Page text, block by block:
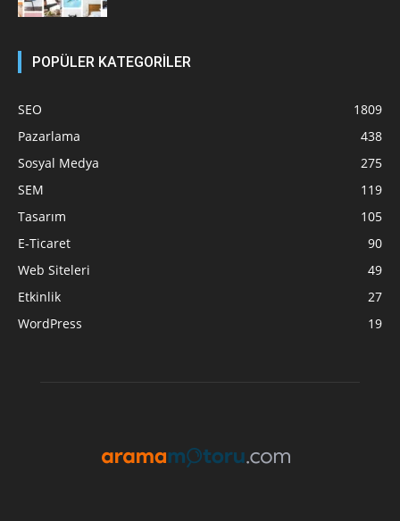
POPÜLER KATEGORİLER
SEO
1809
Pazarlama
438
Sosyal Medya
275
SEM
119
Tasarım
105
E-Ticaret
90
Web Siteleri
49
Etkinlik
27
WordPress
19